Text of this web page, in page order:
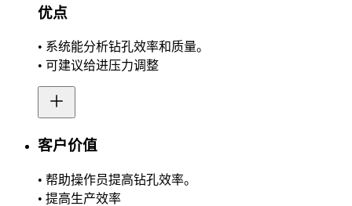
优点
• 系统能分析钻孔效率和质量。
• 可建议给进压力调整
客户价值
• 帮助操作员提高钻孔效率。
• 提高生产效率